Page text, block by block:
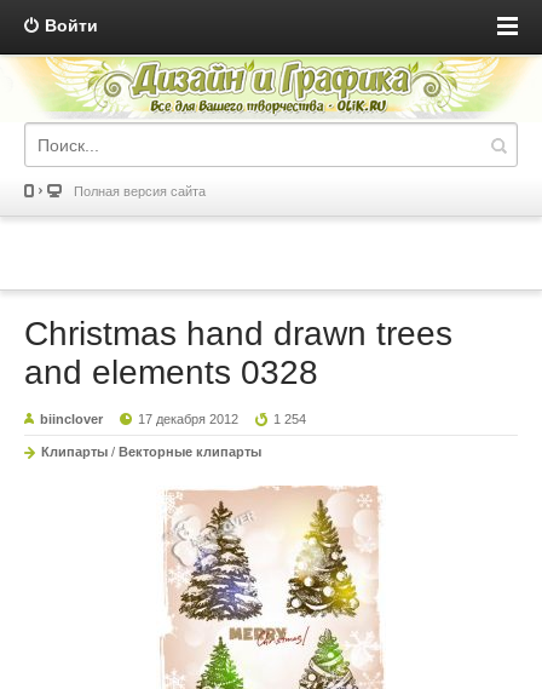
Войти
Полная версия сайта
Christmas hand drawn trees
and elements 0328
biinclover 17 декабря 2012 1 254
Клипарты / Векторные клипарты